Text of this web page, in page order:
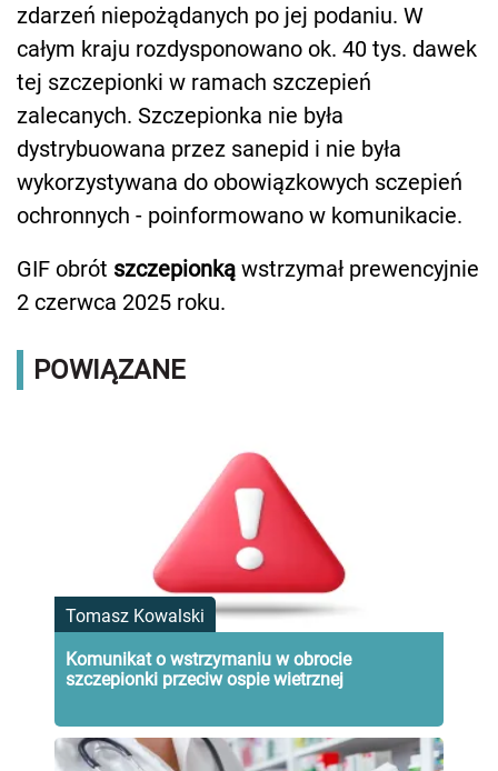
zdarzeń niepożądanych po jej podaniu. W
całym kraju rozdysponowano ok. 40 tys. dawek
tej szczepionki w ramach szczepień
zalecanych. Szczepionka nie była
dystrybuowana przez sanepid i nie była
wykorzystywana do obowiązkowych sczepień
ochronnych - poinformowano w komunikacie.
GIF obrót szczepionką wstrzymał prewencyjnie
2 czerwca 2025 roku.
POWIĄZANE
Tomasz Kowalski
Komunikat o wstrzymaniu w obrocie
szczepionki przeciw ospie wietrznej